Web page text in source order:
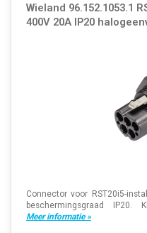
Wieland 96.152.1053.1
400V 20A IP20
Connector voor RST20i5-
beschermingsgraad IP20.
Meer informatie »